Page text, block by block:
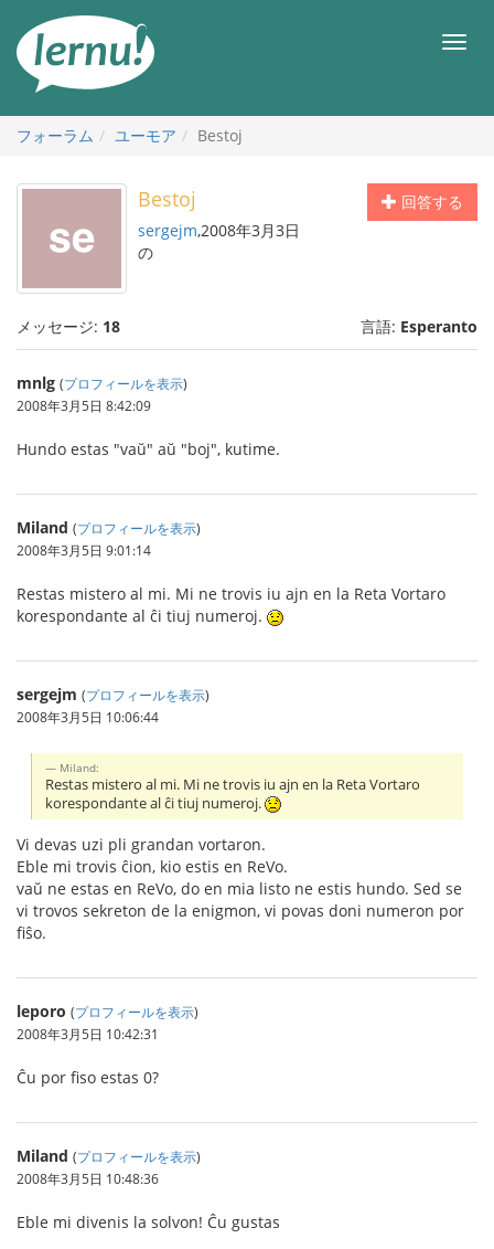
メ
フォーラム
ユーモア Bestoj
回答する
Bestoj
sergejm,2008年3月3日
の
メッセージ: 18 言語: Esperanto
mnlg (プロフィールを表示)
2008年3月5日 8:42:09
Hundo estas "vaŭ" aŭ "boj", kutime.
Miland (プロフィールを表示)
2008年3月5日 9:01:14
Restas mistero al mi. Mi ne trovis iu ajn en la Reta Vortaro
korespondante al ĉi tiuj numeroj.
sergejm (プロフィールを表示)
2008年3月5日 10:06:44
Miland:
Restas mistero al mi. Mi ne trovis iu ajn en la Reta Vortaro
korespondante al ĉi tiuj numeroj.
Vi devas uzi pli grandan vortaron.
Eble mi trovis ĉion, kio estis en ReVo.
vaŭ ne estas en ReVo, do en mia listo ne estis hundo. Sed se
vi trovos sekreton de la enigmon, vi povas doni numeron por
fiŝo.
leporo (プロフィールを表示)
2008年3月5日 10:42:31
Ĉu por fiso estas 0?
Miland (プロフィールを表示)
2008年3月5日 10:48:36
Eble mi divenis la solvon! Ĉu gustas